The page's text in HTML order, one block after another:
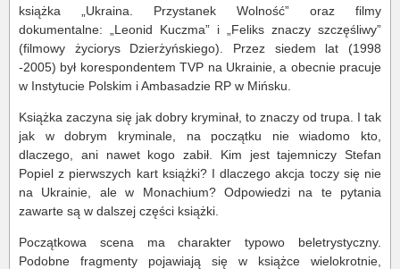
książka „Ukraina. Przystanek Wolność” oraz filmy
dokumentalne: „Leonid Kuczma” i „Feliks znaczy szczęśliwy”
(filmowy życiorys Dzierżyńskiego). Przez siedem lat (1998
-2005) był korespondentem TVP na Ukrainie, a obecnie pracuje
w Instytucie Polskim i Ambasadzie RP w Mińsku.
Książka zaczyna się jak dobry kryminał, to znaczy od trupa. I tak
jak w dobrym kryminale, na początku nie wiadomo kto,
dlaczego, ani nawet kogo zabił. Kim jest tajemniczy Stefan
Popiel z pierwszych kart książki? I dlaczego akcja toczy się nie
na Ukrainie, ale w Monachium? Odpowiedzi na te pytania
zawarte są w dalszej części książki.
Początkowa scena ma charakter typowo beletrystyczny.
Podobne fragmenty pojawiają się w książce wielokrotnie,